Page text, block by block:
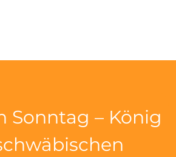
Sonntag – König